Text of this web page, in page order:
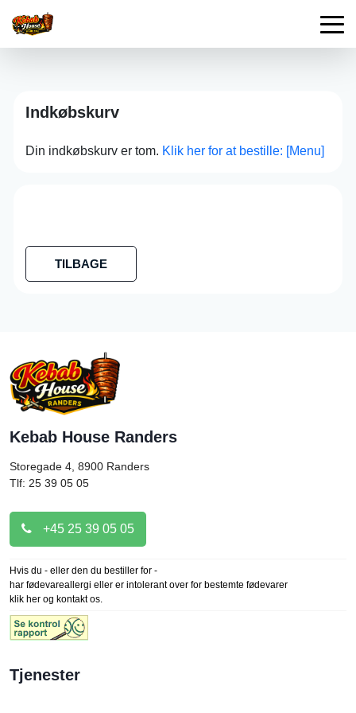
Indkøbskurv
Din indkøbskurv er tom. Klik her for at bestille: [Menu]
TILBAGE
Kebab House Randers
Storegade 4, 8900 Randers
Tlf: 25 39 05 05
+45 25 39 05 05
Hvis du - eller den du bestiller for -
har fødevareallergi eller er intolerant over for bestemte fødevarer
klik her og kontakt os.
Tjenester